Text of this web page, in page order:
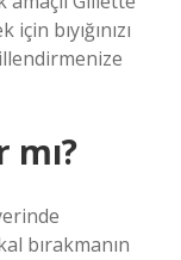
bıyığınızı
bırakmanın